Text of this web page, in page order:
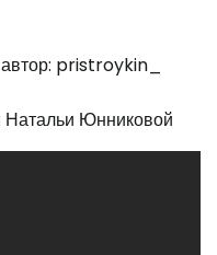
автор: pristroykin_